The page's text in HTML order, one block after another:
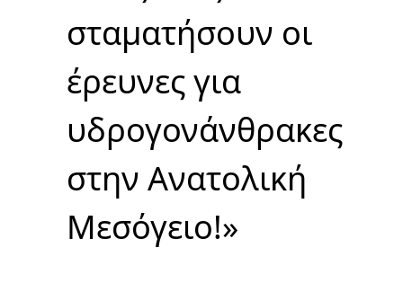
σταματήσουν οι
έρευνες για
υδρογονάνθρακες
στην Ανατολική
Μεσόγειο!»